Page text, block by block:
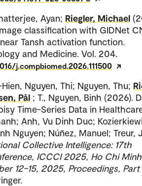
Ayan; Riegler, Michael
classification with GIDNet
Tansh activation function.
and Medicine. Vol. 204.
j.compbiomed.2026.111500
Nguyen, Thi; Nguyen, Thu;
Pål ; T., Nguyen, Binh (2026).
Time-Series Data in
Anh, Vu Dinh Duc;
Nguyen; Núñez, Manuel; Treur,
Collective Intelligence: 17th
ICCCI 2025, Ho Chi
12–15, 2025, Proceedings, Part